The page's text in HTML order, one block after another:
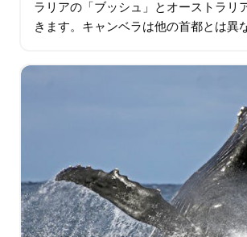
ラリアの「ブッシュ」とオーストラリ
きます。キャンベラは他の首都とは異
す…